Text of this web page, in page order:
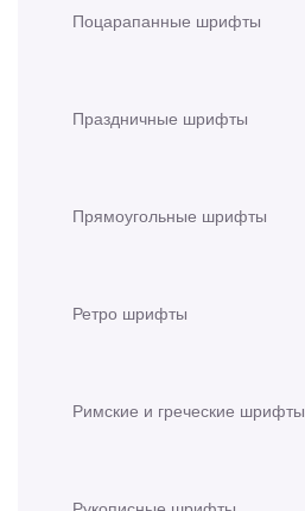
Поцарапанные шрифты
Праздничные шрифты
Прямоугольные шрифты
Ретро шрифты
Римские и греческие шрифты